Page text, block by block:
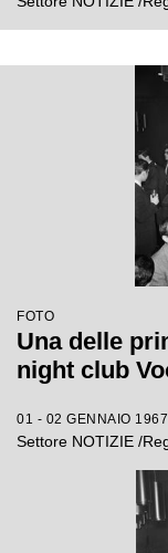
FOTO
Una delle
night club
01 - 02 GENNAIO 1967
Settore NOTIZIE /